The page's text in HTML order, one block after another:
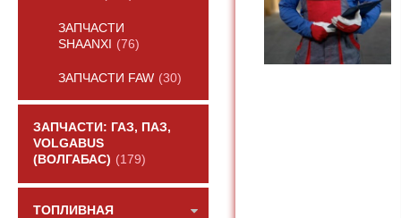
ЗАПЧАСТИ
SHAANXI
(76)
ЗАПЧАСТИ FAW (30)
ЗАПЧАСТИ: ГАЗ, ПАЗ,
VOLGABUS
(ВОЛГАБАС) (179)
ТОПЛИВНАЯ